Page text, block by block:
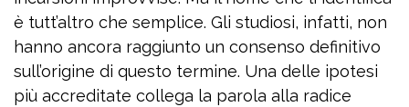
è tutt’altro che semplice. Gli studiosi, infatti, non
hanno ancora raggiunto un consenso definitivo
sull’origine di questo termine. Una delle ipotesi
più accreditate collega la parola alla radice